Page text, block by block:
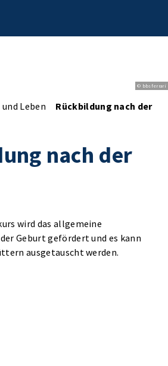
© bbsferrari
Leben Rückbildung nach der
nach der
wird das allgemeine
Geburt gefördert und es kann
ausgetauscht werden.